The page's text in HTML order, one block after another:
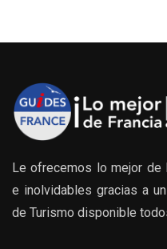
Le ofrecemos lo mejor de
e inolvidables gracias a
de Turismo disponible